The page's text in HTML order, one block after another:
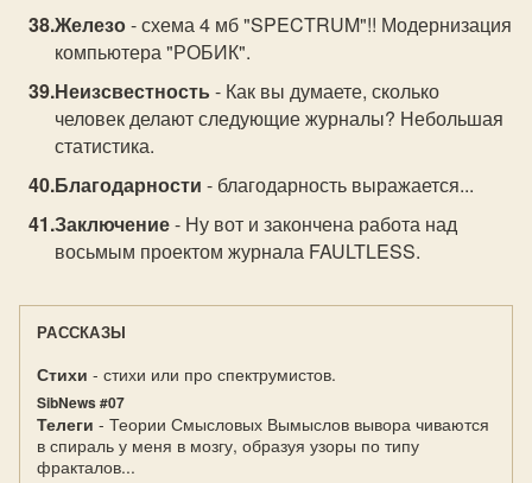
Железо- схема 4 мб "SPECTRUM"!! Модернизация
компьютера "РОБИК".
Неизсвестность - Как вы думаете, сколько
человек делают следующие журналы? Небольшая
статистика.
Благодарности - благодарность выражается...
Заключение- Ну вот и закончена работа над
восьмым проектом журнала FAULTLESS.
РАССКАЗЫ
Стихи - стихи или про спектрумистов.
SibNews #07
Телеги - Теории Смысловых Вымыслов вывора чиваются
в спираль у меня в мозгу, образуя узоры по типу
фракталов...